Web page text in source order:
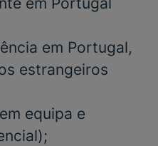
em Portugal,
estrangeiros
equipa e
;